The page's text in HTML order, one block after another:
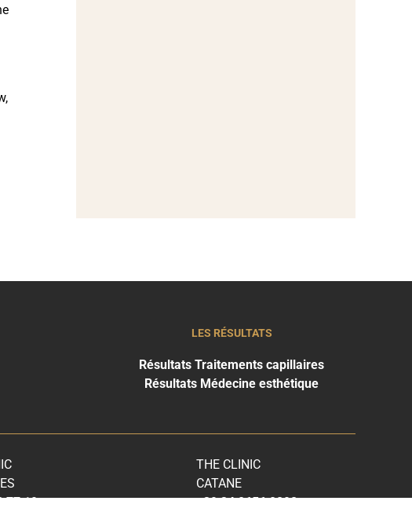
LES RÉSULTATS
Résultats Traitements capillaires
Résultats Médecine esthétique
77 19
THE CLINIC
CATANE
+39 34 0656 0898